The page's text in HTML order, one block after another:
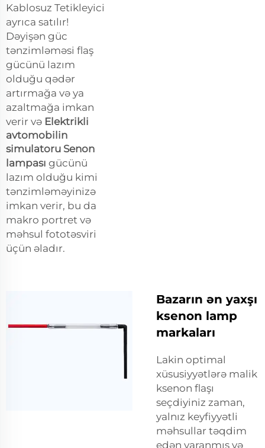
Kablosuz Tetikleyici
ayrıca satılır!
Dəyişən güc
tənzimləməsi flaş
gücünü lazım
olduğu qədər
artırmağa və ya
azaltmağa imkan
verir və Elektrikli
avtomobilin
simulatoru Senon
lampası gücünü
lazım olduğu kimi
tənzimləməyinizə
imkan verir, bu da
makro portret və
məhsul fototəsviri
üçün əladır.
Bazarın ən yaxşı
ksenon lamp
markaları
Lakin optimal
xüsusiyyətlərə malik
ksenon flaşı
seçdiyiniz zaman,
yalnız keyfiyyətli
məhsullar təqdim
edən yaranmış və